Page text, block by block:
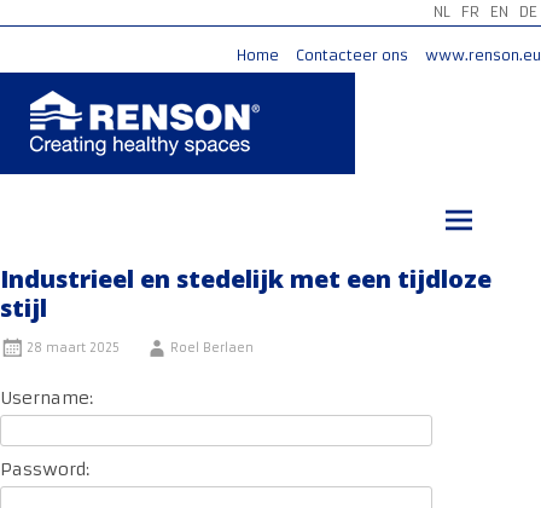
NL FR EN DE
Home Contacteer ons www.renson.eu
Industrieel en stedelijk met een tijdloze
stijl
28 maart 2025 Roel Berlaen
Username:
Password: